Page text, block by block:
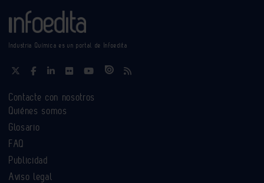
Industria Química es un portal de Infoedita
Contacte con nosotros
Quiénes somos
Glosario
FAQ
Publicidad
Aviso legal